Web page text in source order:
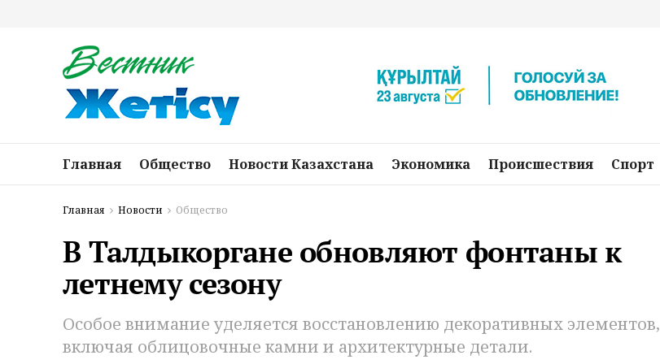
Главная Общество Новости Казахстана Экономика Происшествия Спорт
Главная Новости Общество
В Талдыкоргане обновляют фонтаны к
летнему сезону
Особое внимание уделяется восстановлению декоративных элементов,
включая облицовочные камни и архитектурные детали.